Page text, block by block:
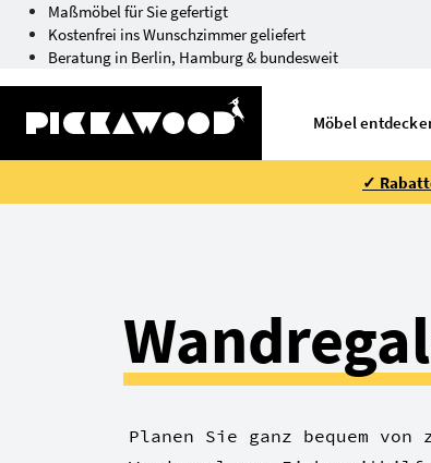
Maßmöbel für Sie gefertigt
Kostenfrei ins Wunschzimmer geliefert
Beratung in Berlin, Hamburg & bundesweit
Möbel
✓
Planen Sie ganz bequem